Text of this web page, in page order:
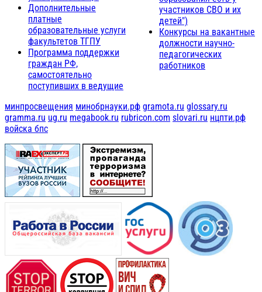
Дополнительные
платные
образовательные услуги
факультетов ТГПУ
Программа поддержки
граждан РФ,
самостоятельно
поступивших в ведущие
участников СВО и их
детей")
Конкурсы на вакантные
должности научно-
педагогических
работников
минпросвещения минобрнауки.рф gramota.ru glossary.ru
gramma.ru ug.ru megabook.ru rubricon.com slovari.ru нцпти.рф
войска бпс